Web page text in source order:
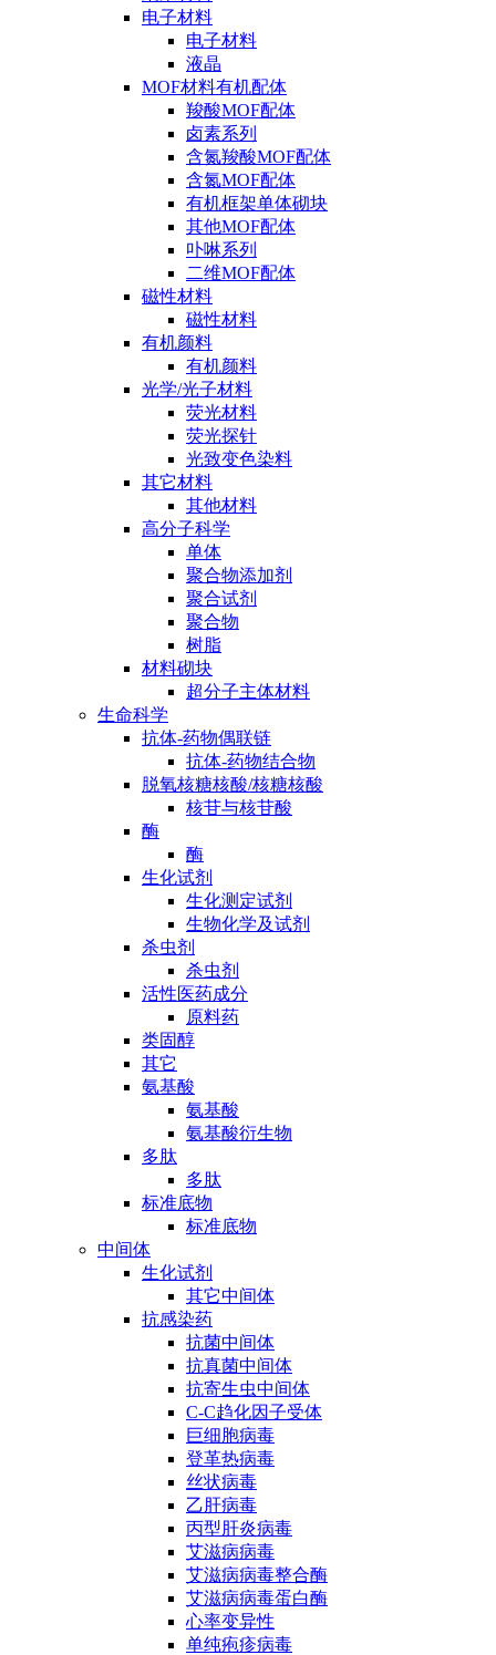
电子材料
电子材料
液晶
MOF材料有机配体
羧酸MOF配体
卤素系列
含氮羧酸MOF配体
含氮MOF配体
有机框架单体砌块
其他MOF配体
卟啉系列
二维MOF配体
磁性材料
磁性材料
有机颜料
有机颜料
光学/光子材料
荧光材料
荧光探针
光致变色染料
其它材料
其他材料
高分子科学
单体
聚合物添加剂
聚合试剂
聚合物
树脂
材料砌块
超分子主体材料
生命科学
抗体-药物偶联链
抗体-药物结合物
脱氧核糖核酸/核糖核酸
核苷与核苷酸
酶
酶
生化试剂
生化测定试剂
生物化学及试剂
杀虫剂
杀虫剂
活性医药成分
原料药
类固醇
其它
氨基酸
氨基酸
氨基酸衍生物
多肽
多肽
标准底物
标准底物
中间体
生化试剂
其它中间体
抗感染药
抗菌中间体
抗真菌中间体
抗寄生虫中间体
C-C趋化因子受体
巨细胞病毒
登革热病毒
丝状病毒
乙肝病毒
丙型肝炎病毒
艾滋病病毒
艾滋病病毒整合酶
艾滋病病毒蛋白酶
心率变异性
单纯疱疹病毒